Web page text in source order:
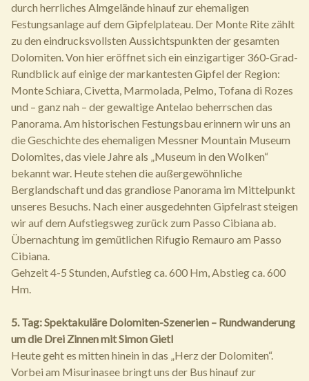
durch herrliches Almgelände hinauf zur ehemaligen
Festungsanlage auf dem Gipfelplateau. Der Monte Rite zählt
zu den eindrucksvollsten Aussichtspunkten der gesamten
Dolomiten. Von hier eröffnet sich ein einzigartiger 360-Grad-
Rundblick auf einige der markantesten Gipfel der Region:
Monte Schiara, Civetta, Marmolada, Pelmo, Tofana di Rozes
und – ganz nah – der gewaltige Antelao beherrschen das
Panorama. Am historischen Festungsbau erinnern wir uns an
die Geschichte des ehemaligen Messner Mountain Museum
Dolomites, das viele Jahre als „Museum in den Wolken“
bekannt war. Heute stehen die außergewöhnliche
Berglandschaft und das grandiose Panorama im Mittelpunkt
unseres Besuchs. Nach einer ausgedehnten Gipfelrast steigen
wir auf dem Aufstiegsweg zurück zum Passo Cibiana ab.
Übernachtung im gemütlichen Rifugio Remauro am Passo
Cibiana.
Gehzeit 4-5 Stunden, Aufstieg ca. 600 Hm, Abstieg ca. 600
Hm.
5. Tag: Spektakuläre Dolomiten-Szenerien – Rundwanderung
um die Drei Zinnen mit Simon Gietl
Heute geht es mitten hinein in das „Herz der Dolomiten“.
Vorbei am Misurinasee bringt uns der Bus hinauf zur